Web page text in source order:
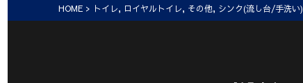
HOME > トイレ, ロイヤルトイレ, その他, シンク(流し台/手洗い)